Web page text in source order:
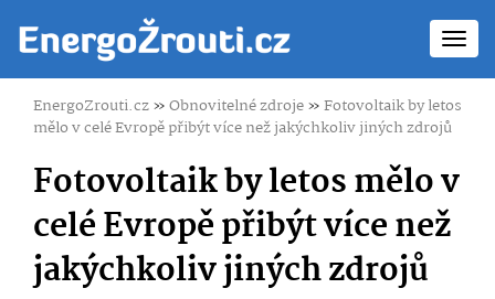
EnergoZrouti.cz»Obnovitelné zdroje»Fotovoltaik by letos
mělo v celé Evropě přibýt více než jakýchkoliv jiných zdrojů
Fotovoltaik by letos mělo v
celé Evropě přibýt více než
jakýchkoliv jiných zdrojů